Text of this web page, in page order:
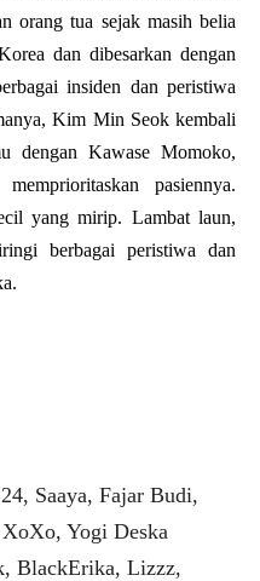
orang tua sejak masih belia
dan dibesarkan dengan
insiden dan peristiwa
Kim Min Seok kembali
dengan Kawase Momoko,
pasiennya.
yang mirip. Lambat laun,
berbagai peristiwa dan
Saaya, Fajar Budi,
Yogi Deska
BlackErika, Lizzz,